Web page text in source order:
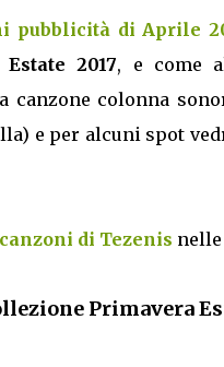
pubblicità di Aprile
2017, e come
canzone colonna
e per alcuni spot
di Tezenis
Primavera